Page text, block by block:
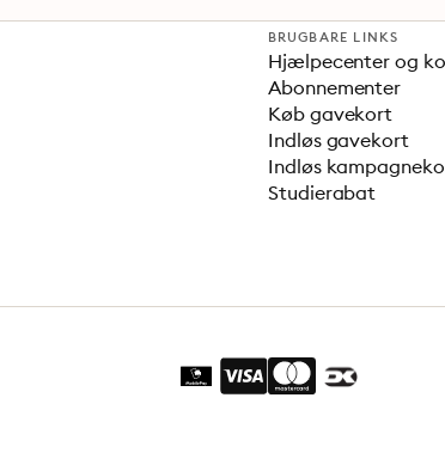
BRUGBARE LINKS
Hjælpecenter og
Abonnementer
Køb gavekort
Indløs gavekort
Indløs
Studierabat